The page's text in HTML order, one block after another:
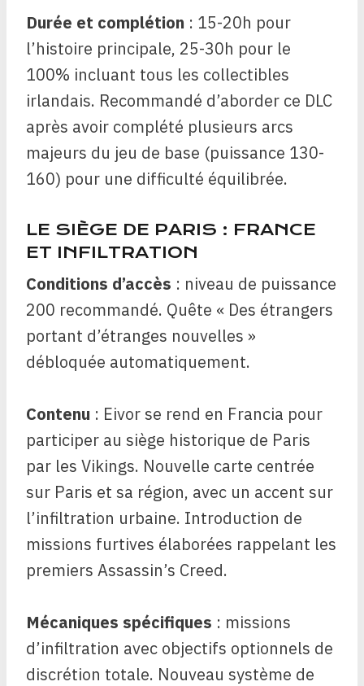
Durée et complétion : 15-20h pour
l’histoire principale, 25-30h pour le
100% incluant tous les collectibles
irlandais. Recommandé d’aborder ce DLC
après avoir complété plusieurs arcs
majeurs du jeu de base (puissance 130-
160) pour une difficulté équilibrée.
LE SIÈGE DE PARIS : FRANCE
ET INFILTRATION
Conditions d’accès : niveau de puissance
200 recommandé. Quête « Des étrangers
portant d’étranges nouvelles »
débloquée automatiquement.
Contenu : Eivor se rend en Francia pour
participer au siège historique de Paris
par les Vikings. Nouvelle carte centrée
sur Paris et sa région, avec un accent sur
l’infiltration urbaine. Introduction de
missions furtives élaborées rappelant les
premiers Assassin’s Creed.
Mécaniques spécifiques : missions
d’infiltration avec objectifs optionnels de
discrétion totale. Nouveau système de